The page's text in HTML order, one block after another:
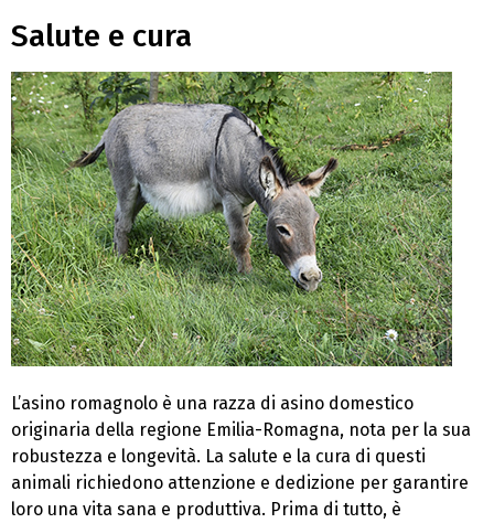
Salute e cura
L’asino romagnolo è una razza di asino domestico
originaria della regione Emilia-Romagna, nota per la sua
robustezza e longevità. La salute e la cura di questi
animali richiedono attenzione e dedizione per garantire
loro una vita sana e produttiva. Prima di tutto, è